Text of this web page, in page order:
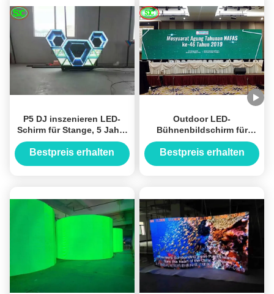
P5 DJ inszenieren LED-
Schirm für Stange, 5 Jahre
Garantie DJ LED
Videodarstellungs-
Bestpreis erhalten
Outdoor LED-
Bühnenbildschirm für
Veranstaltungsanzeige,
hohe Helligkeit Videowand
Bestpreis erhalten